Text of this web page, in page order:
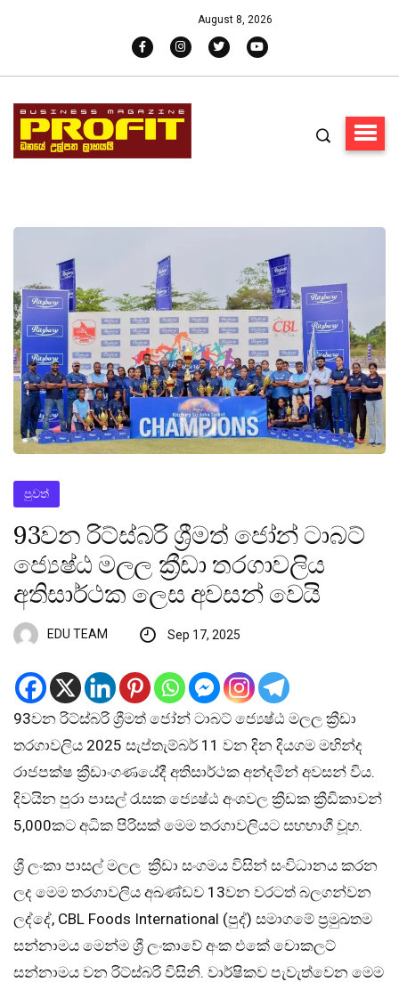
August 8, 2026
පුවත්
93වන රිට්ස්බරි ශ්‍රීමත් ජෝන් ටාබට්
ජ්‍යෙෂ්ඨ මලල ක්‍රීඩා තරගාවලිය
අතිසාර්ථක ලෙස අවසන් වෙයි
EDU TEAM Sep 17, 2025
93වන රිට්ස්බරි ශ්‍රීමත් ජෝන් ටාබට් ජ්‍යෙෂ්ඨ මලල ක්‍රීඩා
තරගාවලිය 2025 සැප්තැම්බර් 11 වන දින දියගම මහින්ද
රාජපක්ෂ ක්‍රීඩාංගණයේදී අතිසාර්ථක අන්දමින් අවසන් විය.
දිවයින පුරා පාසල් රැසක ජ්‍යෙෂ්ඨ අංශවල ක්‍රීඩක ක්‍රීඩිකාවන්
5,000කට අධික පිරිසක් මෙම තරගාවලියට සහභාගී වූහ.
ශ්‍රී ලංකා පාසල් මලල ක්‍රීඩා සංගමය විසින් සංවිධානය කරන
ලද මෙම තරගාවලිය අඛණ්ඩව 13වන වරටත් බලගන්වන
ලද්දේ, CBL Foods International (පුද්) සමාගමේ ප්‍රමුඛතම
සන්නාමය මෙන්ම ශ්‍රී ලංකාවේ අංක එකේ චොකලට්
සන්නාමය වන රිට්ස්බරි විසිනි. වාර්ෂිකව පැවැත්වෙන මෙම